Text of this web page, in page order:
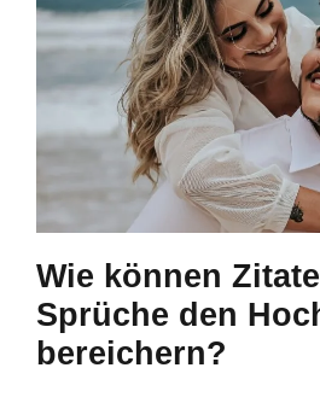
Wie können
Sprüche den
bereichern?